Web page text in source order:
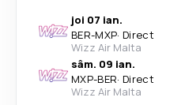
joi 07 ian.
BER-MXP· Direct
Wizz Air Malta
sâm. 09 ian.
MXP-BER· Direct
Wizz Air Malta